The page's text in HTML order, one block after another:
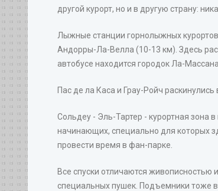
другой курорт, но и в другую страну:
Лыжные станции горнолыжных
Андорры-Ла-Велла (10-13 км). Здесь
автобусе находится городок Ла-
Пас де ла Каса и Грау-Ройч
Сольдеу - Эль-Тартер - курортная зона
начинающих, специально для которых
провести время в фан-парке.
Все спуски отличаются
специальных пушек. Подъемники тоже